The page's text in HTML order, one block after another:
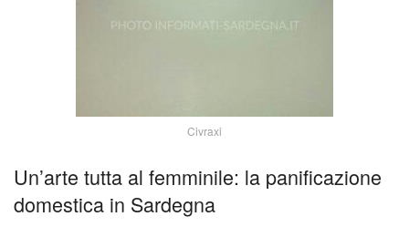
Civraxi
Un’arte tutta al femminile: la panificazione
domestica in Sardegna